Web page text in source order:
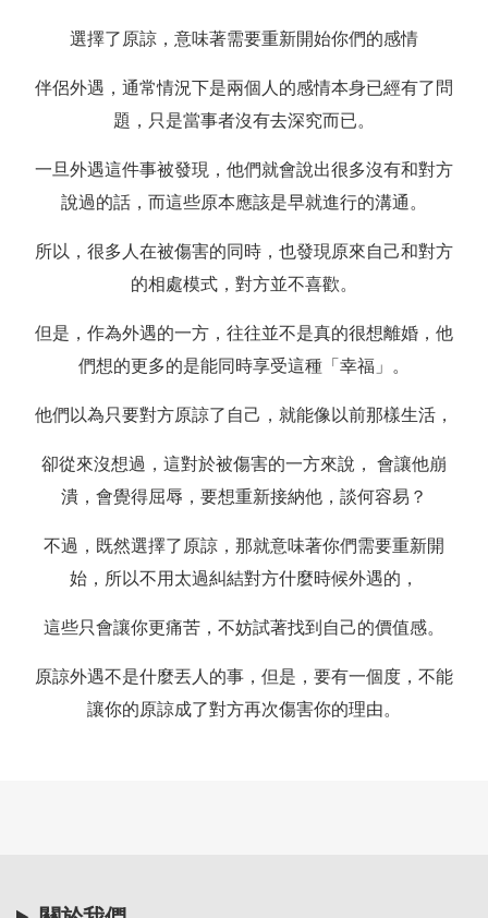
選擇了原諒，意味著需要重新開始你們的感情
伴侶外遇，通常情況下是兩個人的感情本身已經有了問
題，只是當事者沒有去深究而已。
一旦外遇這件事被發現，他們就會說出很多沒有和對方
說過的話，而這些原本應該是早就進行的溝通。
所以，很多人在被傷害的同時，也發現原來自己和對方
的相處模式，對方並不喜歡。
但是，作為外遇的一方，往往並不是真的很想離婚，他
們想的更多的是能同時享受這種「幸福」。
他們以為只要對方原諒了自己，就能像以前那樣生活，
卻從來沒想過，這對於被傷害的一方來說， 會讓他崩
潰，會覺得屈辱，要想重新接納他，談何容易？
不過，既然選擇了原諒，那就意味著你們需要重新開
始，所以不用太過糾結對方什麼時候外遇的，
這些只會讓你更痛苦，不妨試著找到自己的價值感。
原諒外遇不是什麼丟人的事，但是，要有一個度，不能
讓你的原諒成了對方再次傷害你的理由。